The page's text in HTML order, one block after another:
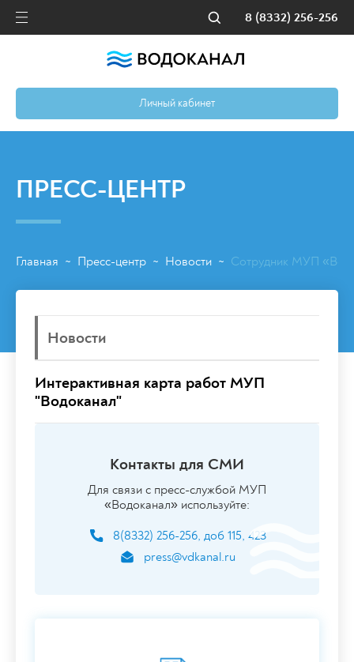
8 (8332) 256-256
Личный кабинет
ПРЕСС-ЦЕНТР
Главная ~ Пресс-центр ~ Новости ~ Сотрудник МУП
Новости
Интерактивная карта работ МУП
"Водоканал"
Контакты для СМИ
Для связи с пресс-службой МУП
«Водоканал» используйте:
8(8332) 256-256, доб 115, 423
press@vdkanal.ru